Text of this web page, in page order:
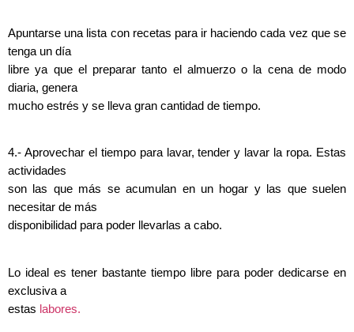
Apuntarse una lista con recetas para ir haciendo cada vez que se
tenga un día
libre ya que el preparar tanto el almuerzo o la cena de modo
diaria, genera
mucho estrés y se lleva gran cantidad de tiempo.
4.- Aprovechar el tiempo para lavar, tender y lavar la ropa. Estas
actividades
son las que más se acumulan en un hogar y las que suelen
necesitar de más
disponibilidad para poder llevarlas a cabo.
Lo ideal es tener bastante tiempo libre para poder dedicarse en
exclusiva a
estas labores.